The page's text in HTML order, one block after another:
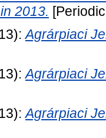
2013.
Agrárpiaci
Agrárpiaci
Agrárpiaci